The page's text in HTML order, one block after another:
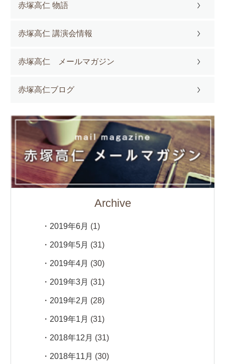
赤塚高仁 物語
赤塚高仁 講演会情報
赤塚高仁 メールマガジン
赤塚高仁ブログ
Archive
2019年6月 (1)
2019年5月 (31)
2019年4月 (30)
2019年3月 (31)
2019年2月 (28)
2019年1月 (31)
2018年12月 (31)
2018年11月 (30)